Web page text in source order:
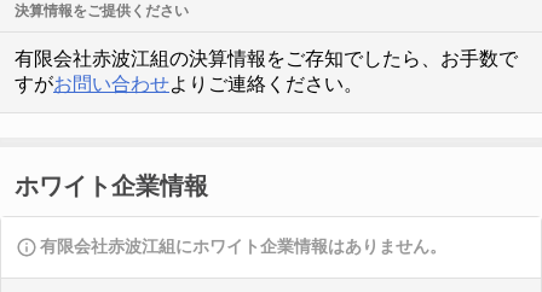
決算情報をご提供ください
有限会社赤波江組の決算情報をご存知でしたら、お手数で
すがお問い合わせよりご連絡ください。
ホワイト企業情報
有限会社赤波江組にホワイト企業情報はありません。